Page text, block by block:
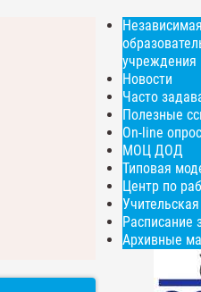
учреждения
Новости
Часто
Полезные
On-line
МОЦ ДОД
Типовая
Центр по
Расписание
Архивные